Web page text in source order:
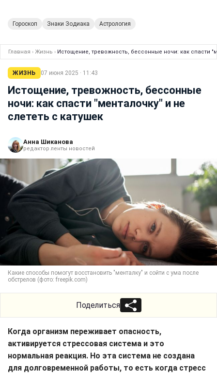
Гороскоп Знаки Зодиака Астрология
Главная › Жизнь › Истощение, тревожность, бессонные ночи: как спасти
ЖИЗНЬ 07 июня 2025 · 11:43
Истощение, тревожность, бессонные
ночи: как спасти "менталочку" и не
слететь с катушек
Анна Шиканова
редактор ленты новостей
Какие способы помогут восстановить "менталку" и сойти с ума после
обстрелов (фото: freepik.com)
Поделиться
Когда организм переживает опасность,
активируется стрессовая система и это
нормальная реакция. Но эта система не создана
для долговременной работы, то есть когда стресс